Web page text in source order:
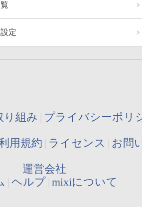
定
り組み プライバシーポリ
用規約 ライセンス お問
運営会社
ヘルプ mixiについて